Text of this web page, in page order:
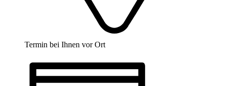
Termin bei Ihnen vor Ort